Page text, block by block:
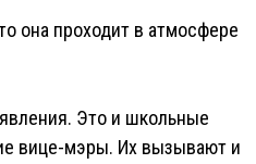
она проходит в атмосфере
Это и школьные
вице-мэры. Их вызывают и